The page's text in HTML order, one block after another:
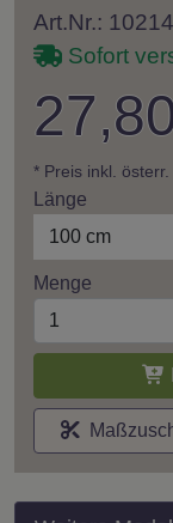
Art.Nr.:
Sofort
* Preis inkl. österr.
Länge
100 cm
Menge